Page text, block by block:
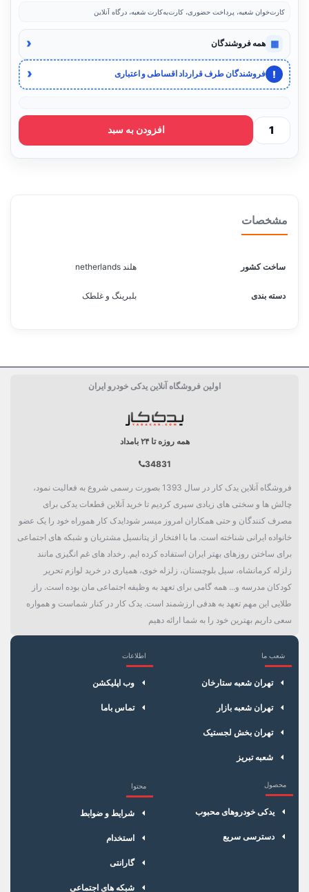
کارت‌خوان شعبه، پرداخت حضوری، کارت‌به‌کارت شعبه، درگاه آنلاین
▦ همه فروشندگان ‹
! فروشندگان طرف قرارداد اقساطی و اعتباری ‹
افزودن به سبد
مشخصات
ساخت کشور هلند netherlands
دسته بندی بلبرینگ و غلطک
اولین فروشگاه آنلاین یدکی خودرو ایران
همه روزه تا ۲۴ بامداد
34831
فروشگاه آنلاین یدک کار در سال 1393 بصورت رسمی شروع به فعالیت نمود،
چالش ها و سختی های زیادی سپری کردیم تا خرید آنلاین قطعات یدکی برای
مصرف کنندگان و حتی همکاران امروز میسر شود!یدک کار هموراه خود را یک عضو
خانواده ایرانی شناخته است. ما با افتخار از پتانسیل مشتریان و شبکه های اجتماعی
برای ساختن روزهای بهتر ایران استفاده کرده ایم. رخداد های غم انگیزی مانند
زلزله کرمانشاه، سیل بلوچستان، زلزله خوی، همیاری در خرید لوازم تحریر
کودکان مدرسه و... همه گامی برای تعهد به وظیفه اجتماعی مان بوده است. راز
طلایی این مهم تعهد به هدفی ارزشمند است. یدک کار در کنار شماست و همواره
سعی داریم بهترین خود را به شما ارائه دهیم
شعب ما
تهران شعبه ستارخان
تهران شعبه بازار
تهران بخش لجستیک
شعبه تبریز
اطلاعات
وب اپلیکشن
تماس باما
محصول
یدکی خودروهای محبوب
دسترسی سریع
محتوا
شرایط و ضوابط
استخدام
گارانتی
شبکه های اجتماعی
×